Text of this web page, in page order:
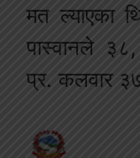
मत ल्याएका
पास्वानले
प्र. कलवार